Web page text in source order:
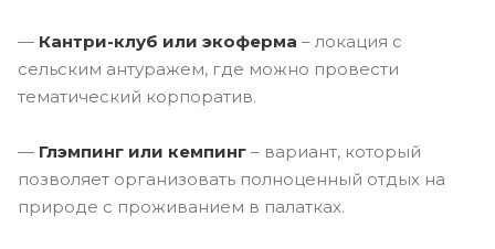
— Кантри-клуб или экоферма – локация с
сельским антуражем, где можно провести
тематический корпоратив.
— Глэмпинг или кемпинг – вариант, который
позволяет организовать полноценный отдых на
природе с проживанием в палатках.